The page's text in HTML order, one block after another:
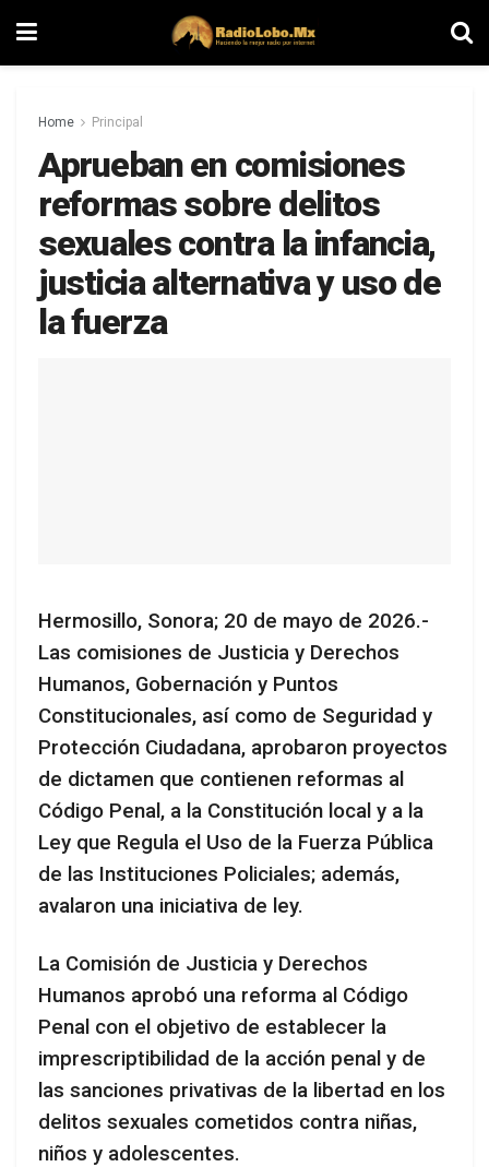
Home Principal
Aprueban en comisiones
reformas sobre delitos
sexuales contra la infancia,
justicia alternativa y uso de
la fuerza
Hermosillo, Sonora; 20 de mayo de 2026.-
Las comisiones de Justicia y Derechos
Humanos, Gobernación y Puntos
Constitucionales, así como de Seguridad y
Protección Ciudadana, aprobaron proyectos
de dictamen que contienen reformas al
Código Penal, a la Constitución local y a la
Ley que Regula el Uso de la Fuerza Pública
de las Instituciones Policiales; además,
avalaron una iniciativa de ley.
La Comisión de Justicia y Derechos
Humanos aprobó una reforma al Código
Penal con el objetivo de establecer la
imprescriptibilidad de la acción penal y de
las sanciones privativas de la libertad en los
delitos sexuales cometidos contra niñas,
niños y adolescentes.